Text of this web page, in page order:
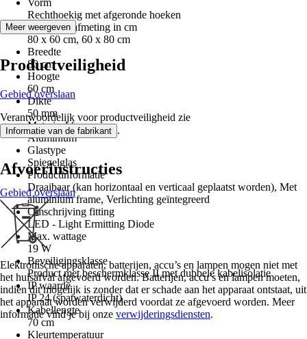
Vorm
Rechthoekig met afgeronde hoeken
Nominale afmeting in cm
80 x 60 cm, 60 x 80 cm
Breedte
80 cm
Hoogte
60 cm
Dikte
50 mm
Materiaal frame
Aluminium
Glastype
Spiegelglas
Productinformatie
Draaibaar (kan horizontaal en verticaal geplaatst worden), Met
aluminium frame, Verlichting geïntegreerd
Omschrijving fitting
LED - Light Ermitting Diode
Max. wattage
19 W
Beveiligingsklasse
Product met beschermklasse II met dubbele kabelisolatie
IP waarde
IP 24 (spatwaterdicht)
Kabellengte
70 cm
Kleurtemperatuur
Meer weergeven
Productveiligheid
Gebied overslaan
Verantwoordelijk voor productveiligheid zie
Informatie van de fabrikant .
Afvoerinstructies
Gebied overslaan
Elektronische apparaten, batterijen, accu’s en lampen mogen niet met
het huisafval afgevoerd worden. Batterijen, accu’s en lampen moeten,
indien dit mogelijk is zonder dat er schade aan het apparaat ontstaat, uit
het apparaat worden verwijderd voordat ze afgevoerd worden. Meer
informatie vind je bij onze verwijderingsdiensten.